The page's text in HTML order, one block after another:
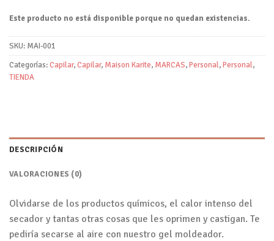
Este producto no está disponible porque no quedan existencias.
SKU: MAI-001
Categorías:Capilar,Capilar, Maison Karite, MARCAS,Personal,Personal,
TIENDA
DESCRIPCIÓN
VALORACIONES (0)
Olvidarse de los productos químicos, el calor intenso del
secador y tantas otras cosas que les oprimen y castigan. Te
pediría secarse al aire con nuestro gel moldeador.